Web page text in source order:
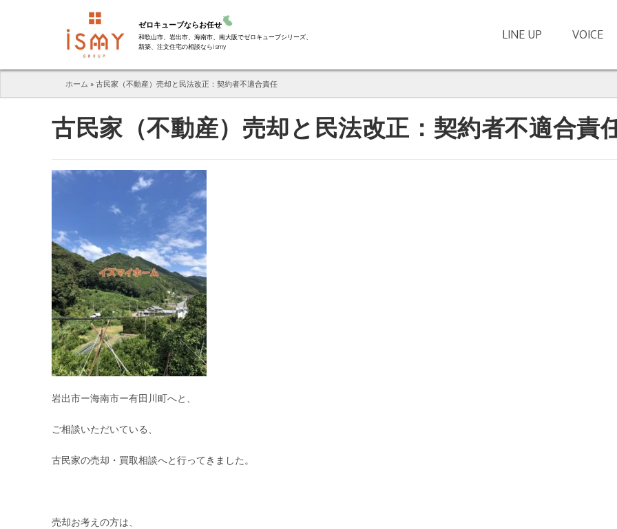
ゼロキューブならお任せ
和歌山市、岩出市、海南市、南大阪でゼロキューブシリーズ、
新築、注文住宅の相談ならismy
LINE UP VOICE
ホーム » 古民家（不動産）売却と民法改正：契約者不適合責任
古民家（不動産）売却と民法改正：契約者不適合責
岩出市ー海南市ー有田川町へと、
ご相談いただいている、
古民家の売却・買取相談へと行ってきました。
売却お考えの方は、